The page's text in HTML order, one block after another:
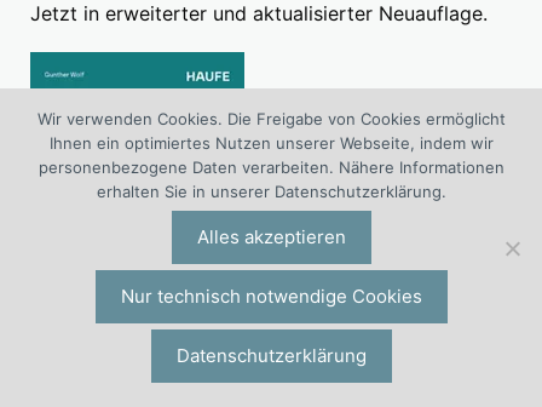
Jetzt in erweiterter und aktualisierter Neuauflage.
Wir verwenden Cookies. Die Freigabe von Cookies ermöglicht
Ihnen ein optimiertes Nutzen unserer Webseite, indem wir
personenbezogene Daten verarbeiten. Nähere Informationen
erhalten Sie in unserer Datenschutzerklärung.
Alles akzeptieren
Nur technisch notwendige Cookies
Datenschutzerklärung